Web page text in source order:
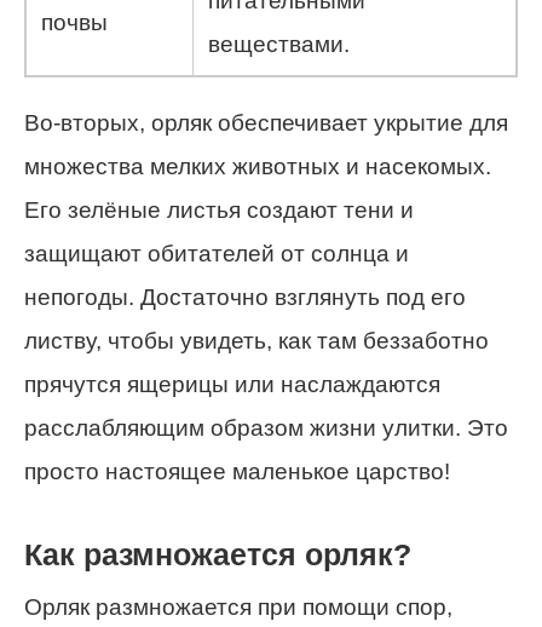
почвы
веществами.
Во-вторых, орляк обеспечивает укрытие для
множества мелких животных и насекомых.
Его зелёные листья создают тени и
защищают обитателей от солнца и
непогоды. Достаточно взглянуть под его
листву, чтобы увидеть, как там беззаботно
прячутся ящерицы или наслаждаются
расслабляющим образом жизни улитки. Это
просто настоящее маленькое царство!
Как размножается орляк?
Орляк размножается при помощи спор,